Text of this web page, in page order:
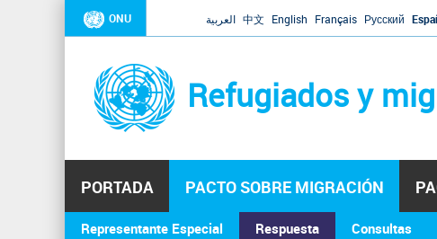
ONU العربية 中文 English Français Русский
Refugiados y
PORTADA PACTO SOBRE MIGRACIÓN
Representante Especial
Respuesta
Consultas